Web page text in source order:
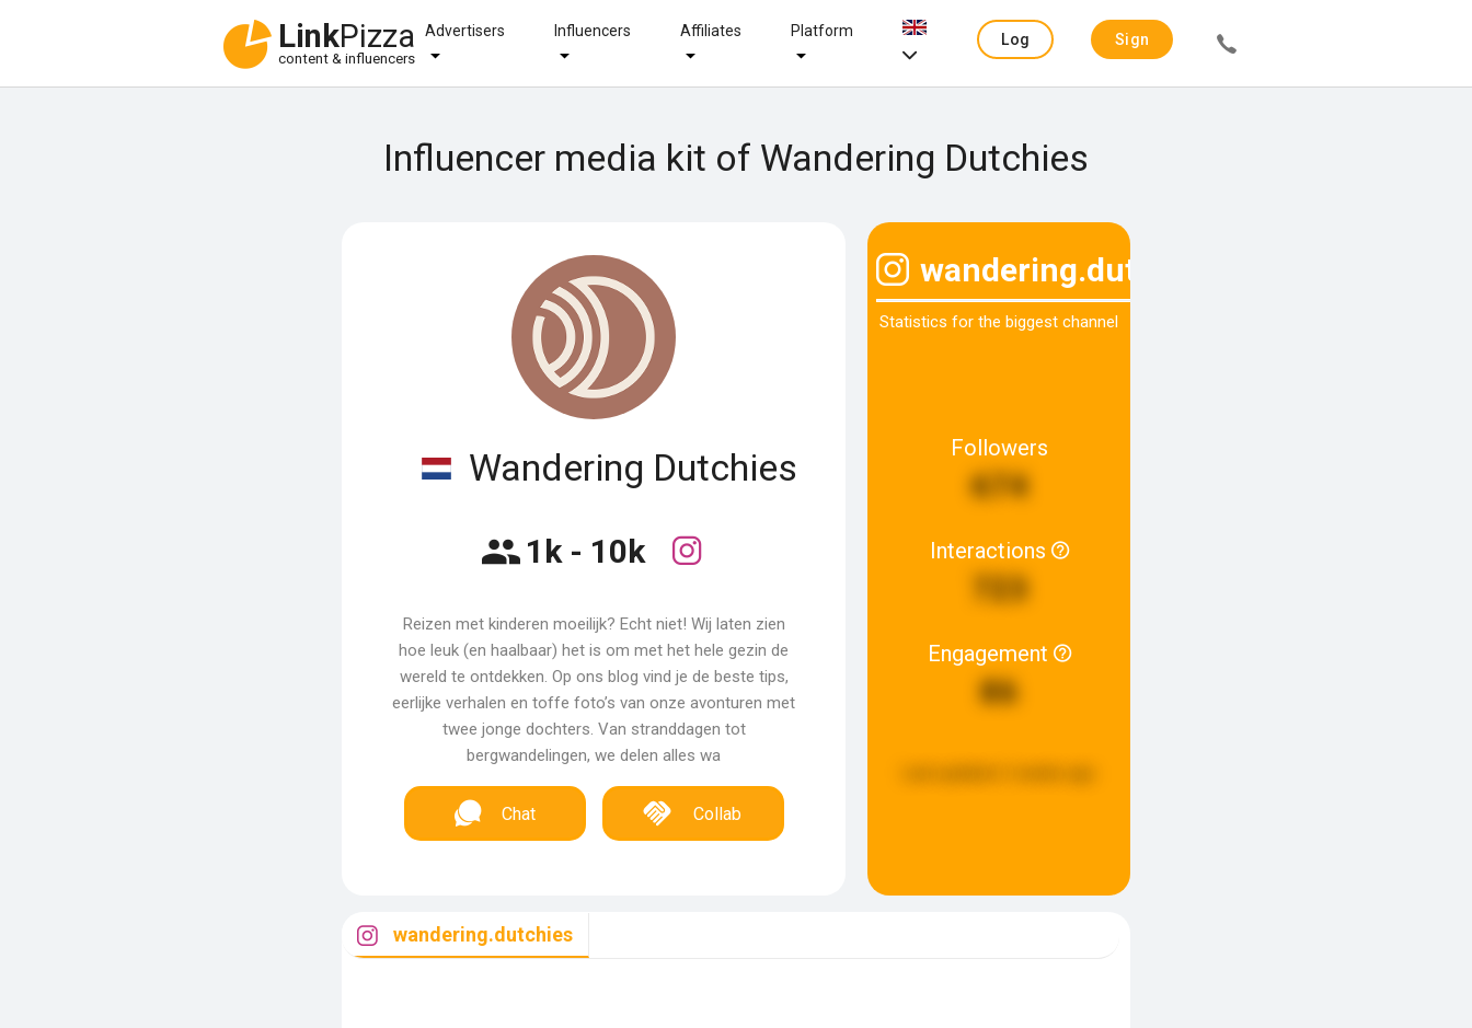
LinkPizza
content & influencers
Advertisers Influencers Affiliates Platform
Log
Sign
Influencer media kit of Wandering Dutchies
Wandering Dutchies
1k - 10k
Reizen met kinderen moeilijk? Echt niet! Wij laten zien
hoe leuk (en haalbaar) het is om met het hele gezin de
wereld te ontdekken. Op ons blog vind je de beste tips,
eerlijke verhalen en toffe foto’s van onze avonturen met
twee jonge dochters. Van stranddagen tot
bergwandelingen, we delen alles wa
Chat Collab
wandering.dutchies
Statistics for the biggest channel
Followers
674
Interactions
723
Engagement
86
wandering.dutchies